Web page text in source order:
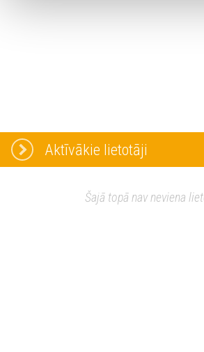
Aktīvākie lietotāji
Šajā topā nav neviena